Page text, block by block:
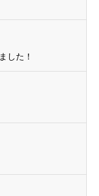
した！